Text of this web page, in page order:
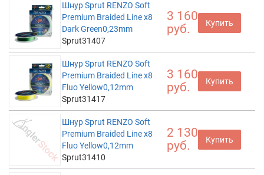
Шнур Sprut RENZO Soft
Premium Braided Line x8
Dark Green0,23mm
Sprut31407
3 160
руб.
Купить
Шнур Sprut RENZO Soft
Premium Braided Line x8
Fluo Yellow0,12mm
Sprut31417
3 160
руб.
Купить
Шнур Sprut RENZO Soft
Premium Braided Line x8
Fluo Yellow0,12mm
Sprut31410
2 130
руб.
Купить